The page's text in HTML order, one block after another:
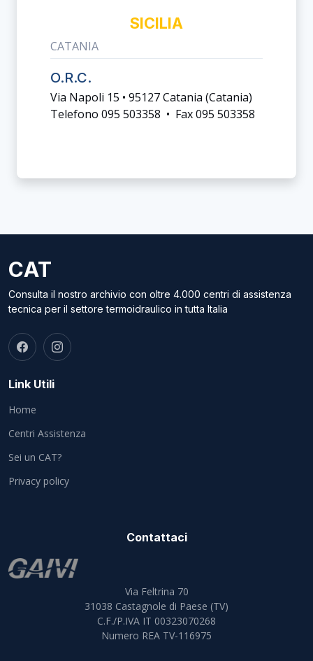
SICILIA
CATANIA
O.R.C.
Via Napoli 15 • 95127 Catania (catania)
Telefono 095 503358 • Fax 095 503358
CAT
Consulta il nostro archivio con oltre 4.000 centri di assistenza
tecnica per il settore termoidraulico in tutta Italia
Link Utili
Home
Centri Assistenza
Sei un CAT?
Privacy policy
Contattaci
Via Feltrina 70
31038 Castagnole di Paese (TV)
C.F./P.IVA IT 00323070268
Numero REA TV-116975